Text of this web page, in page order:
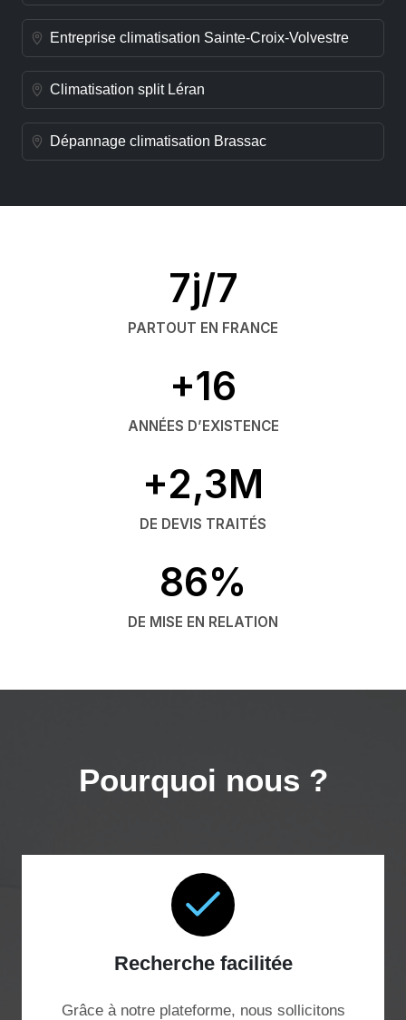
Entreprise climatisation Sainte-Croix-Volvestre
Climatisation split Léran
Dépannage climatisation Brassac
7j/7
PARTOUT EN FRANCE
+16
ANNÉES D’EXISTENCE
+2,3M
DE DEVIS TRAITÉS
86%
DE MISE EN RELATION
Pourquoi nous ?
Recherche facilitée
Grâce à notre plateforme, nous sollicitons